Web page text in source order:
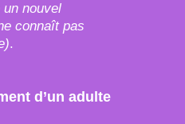
un nouvel
connaît pas
.
d’un adulte